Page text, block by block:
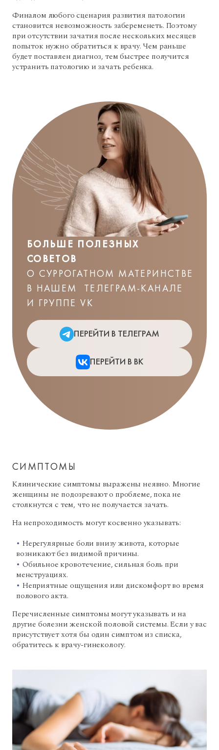
Финалом любого сценария развития патологии
становится невозможность забеременеть. Поэтому
при отсутствии зачатия после нескольких месяцев
попыток нужно обратиться к врачу. Чем раньше
будет поставлен диагноз, тем быстрее получится
устранить патологию и зачать ребенка.
БОЛЬШЕ ПОЛЕЗНЫХ
СОВЕТОВ
О СУРРОГАТНОМ МАТЕРИНСТВЕ
В НАШЕМ ТЕЛЕГРАМ-КАНАЛЕ
И ГРУППЕ VK
ПЕРЕЙТИ В ТЕЛЕГРАМ
ПЕРЕЙТИ В ВК
СИМПТОМЫ
Клинические симптомы выражены неявно. Многие
женщины не подозревают о проблеме, пока не
столкнутся с тем, что не получается зачать.
На непроходимость могут косвенно указывать:
Нерегулярные боли внизу живота, которые
возникают без видимой причины.
Обильное кровотечение, сильная боль при
менструациях.
Неприятные ощущения или дискомфорт во время
полового акта.
Перечисленные симптомы могут указывать и на
другие болезни женской половой системы. Если у вас
присутствует хотя бы один симптом из списка,
обратитесь к врачу-гинекологу.